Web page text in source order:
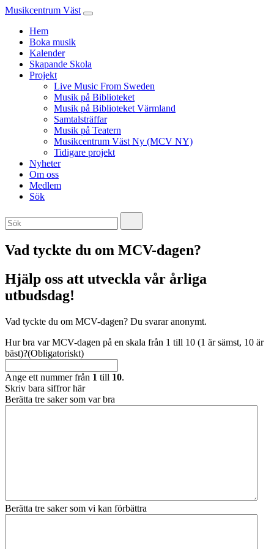
Musikcentrum Väst
Hem
Boka musik
Kalender
Skapande Skola
Projekt
Live Music From Sweden
Musik på Biblioteket
Musik på Biblioteket Värmland
Samtalsträffar
Musik på Teatern
Musikcentrum Väst Ny (MCV NY)
Tidigare projekt
Nyheter
Om oss
Medlem
Sök
Vad tyckte du om MCV-dagen?
Hjälp oss att utveckla vår årliga
utbudsdag!
Vad tyckte du om MCV-dagen? Du svarar anonymt.
Hur bra var MCV-dagen på en skala från 1 till 10 (1 är sämst, 10 är
bäst)?(Obligatoriskt)
Ange ett nummer från 1 till 10.
Skriv bara siffror här
Berätta tre saker som var bra
Berätta tre saker som vi kan förbättra